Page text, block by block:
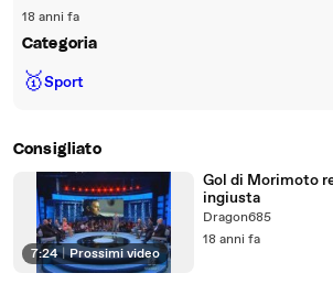
18 anni fa
Categoria
🥇Sport
Consigliato
7:24 | Prossimi video
Gol di Morimoto
ingiusta
Dragon685
18 anni fa